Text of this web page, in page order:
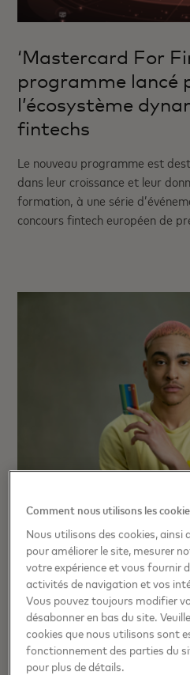
‘Mastercard For
programme lancé
l’écosystème
fintechs
Le nouveau programme est
dans leur croissance et leur
formation, à une série
concours fintech européen de
Bunq est la
lancer la
Name™ en Europe
Mastercard en
personnes
binaires
Comment nous utilisons les
Nous utilisons des cookies, ainsi
pour améliorer le site, mesurer
votre expérience et vous fournir
activités de navigation et vos
Vous pouvez toujours modifier
désabonner en bas du site.
cookies que nous utilisons sont
fonctionnement des parties du
pour plus de détails.